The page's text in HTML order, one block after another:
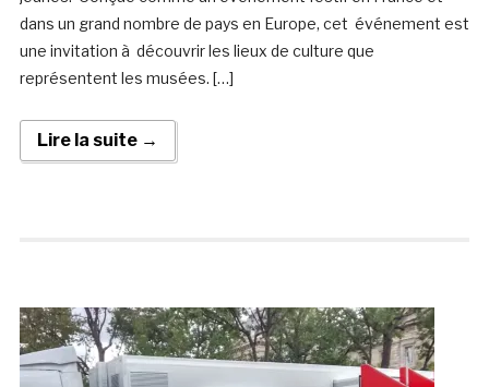
dans un grand nombre de pays en Europe, cet événement est
une invitation à découvrir les lieux de culture que
représentent les musées. […]
Lire la suite →